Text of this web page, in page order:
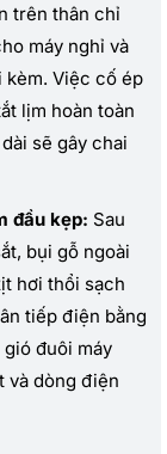
trên thân chỉ
máy nghỉ và
kèm. Việc cố ép
lịm hoàn toàn
sẽ gây chai
đầu kẹp: Sau
bụi gỗ ngoài
hơi thổi sạch
tiếp điện bằng
đuôi máy
và dòng điện